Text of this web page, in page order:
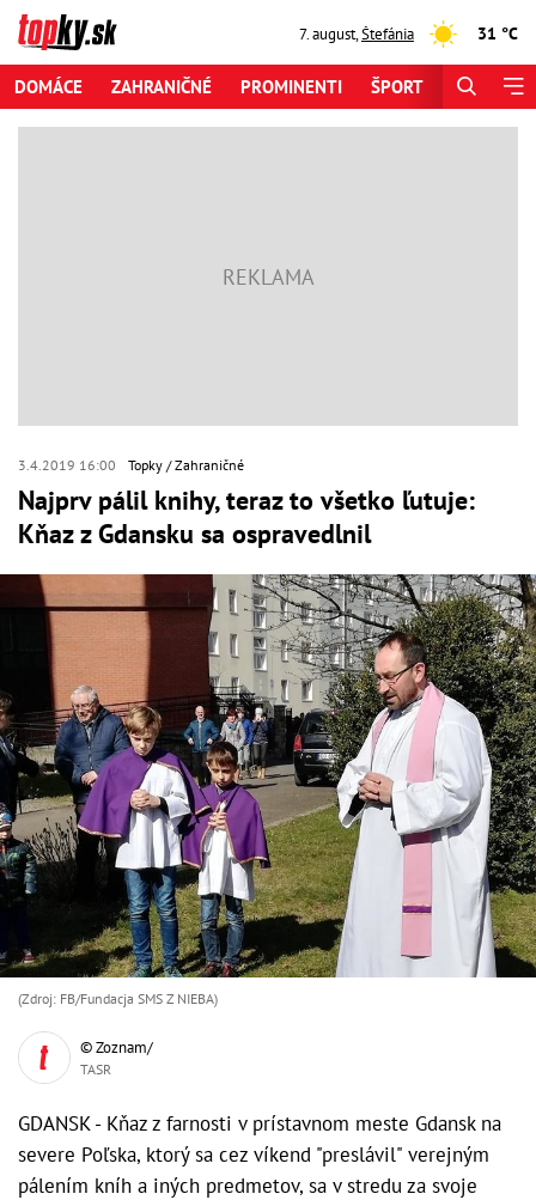
7. august,Štefánia 31 °C
DOMÁCE ZAHRANIČNÉ PROMINENTI ŠPORT
3.4.2019 16:00 Topky Zahraničné
Najprv pálil knihy, teraz to všetko ľutuje:
Kňaz z Gdansku sa ospravedlnil
(Zdroj: FB/Fundacja SMS Z NIEBA)
© Zoznam/
TASR
GDANSK - Kňaz z farnosti v prístavnom meste Gdansk na
severe Poľska, ktorý sa cez víkend "preslávil" verejným
pálením kníh a iných predmetov, sa v stredu za svoje